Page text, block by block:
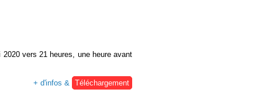
vers 21 heures, une heure avant
+ d'infos & Téléchargement